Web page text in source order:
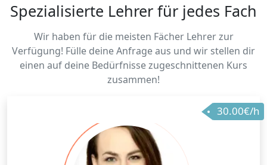
Spezialisierte Lehrer für jedes Fach
Wir haben für die meisten Fächer Lehrer zur
Verfügung! Fülle deine Anfrage aus und wir stellen dir
einen auf deine Bedürfnisse zugeschnittenen Kurs
zusammen!
30.00€/h